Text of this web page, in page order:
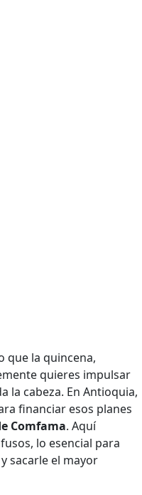
que la quincena,
quieres impulsar
la cabeza. En Antioquia,
financiar esos planes
Comfama. Aquí
lo esencial para
sacarle el mayor